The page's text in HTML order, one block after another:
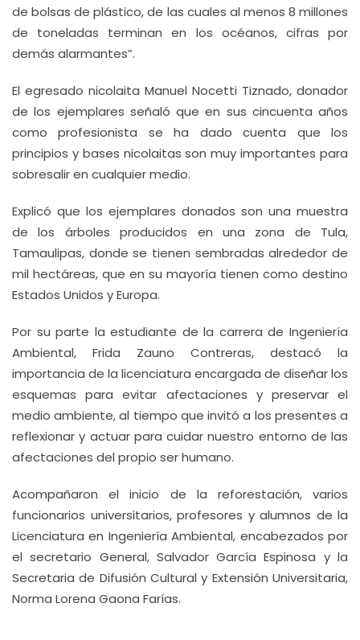
de bolsas de plástico, de las cuales al menos 8 millones
de toneladas terminan en los océanos, cifras por
demás alarmantes”.
El egresado nicolaita Manuel Nocetti Tiznado, donador
de los ejemplares señaló que en sus cincuenta años
como profesionista se ha dado cuenta que los
principios y bases nicolaitas son muy importantes para
sobresalir en cualquier medio.
Explicó que los ejemplares donados son una muestra
de los árboles producidos en una zona de Tula,
Tamaulipas, donde se tienen sembradas alrededor de
mil hectáreas, que en su mayoría tienen como destino
Estados Unidos y Europa.
Por su parte la estudiante de la carrera de Ingeniería
Ambiental, Frida Zauno Contreras, destacó la
importancia de la licenciatura encargada de diseñar los
esquemas para evitar afectaciones y preservar el
medio ambiente, al tiempo que invitó a los presentes a
reflexionar y actuar para cuidar nuestro entorno de las
afectaciones del propio ser humano.
Acompañaron el inicio de la reforestación, varios
funcionarios universitarios, profesores y alumnos de la
Licenciatura en Ingeniería Ambiental, encabezados por
el secretario General, Salvador García Espinosa y la
Secretaria de Difusión Cultural y Extensión Universitaria,
Norma Lorena Gaona Farías.